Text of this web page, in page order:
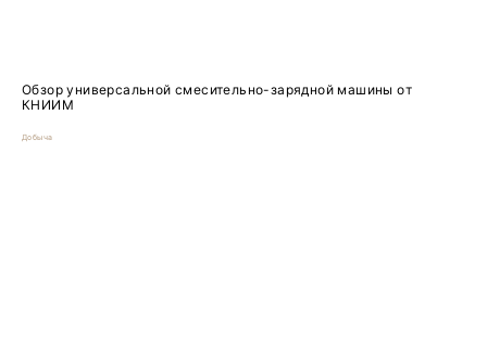
Обзор универсальной смесительно-зарядной машины от
КНИИМ
Добыча